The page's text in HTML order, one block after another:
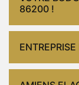
86200 !